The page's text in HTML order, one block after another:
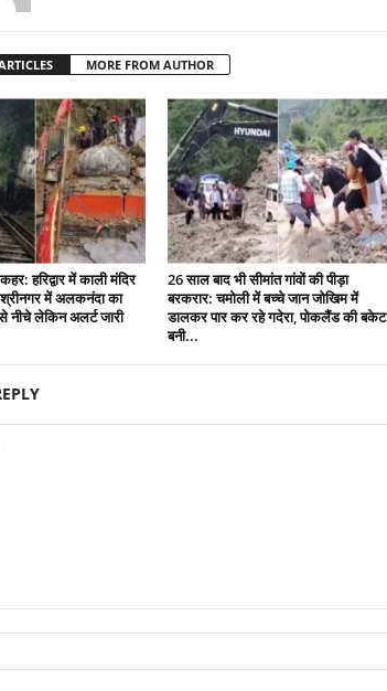
MORE FROM AUTHOR
हरिद्वार में काली मंदिर
श्रीनगर में अलकनंदा का
लेकिन अलर्ट जारी
26 साल बाद भी सीमांत गांवों की पीड़ा
बरकरार: चमोली में बच्चे जान जोखिम में
डालकर पार कर रहे गदेरा, पोकलैंड की बकेट
बनी...